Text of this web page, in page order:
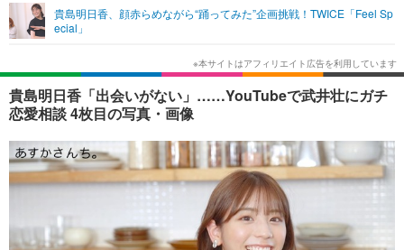
ショッピング その他
エンタメTOP
韓国・芸能
音楽 スポーツ
ショッピング その他
ライフ
ライフTOP グルメ
ペット ショッピング
その他
リリース一覧
プッシュ通知の停止方法
貴島明日香、顔赤らめながら“踊ってみた”企画挑戦！TWICE「Feel Sp
ecial」
貴島明日香「出会いがない」……YouTubeで武井壮にガチ
恋愛相談 4枚目の写真・画像